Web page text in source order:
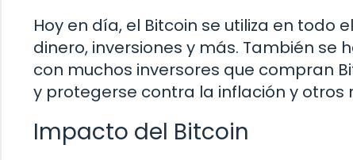
Hoy en día, el Bitcoin se utiliza en
dinero, inversiones y más. También
con muchos inversores que compran
y protegerse contra la inflación y otros
Impacto del Bitcoin